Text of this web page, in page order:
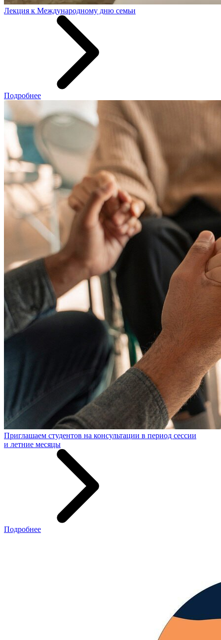
Лекция к Международному дню семьи
Подробнее
Приглашаем студентов на консультации в период сессии
и летние месяцы
Подробнее